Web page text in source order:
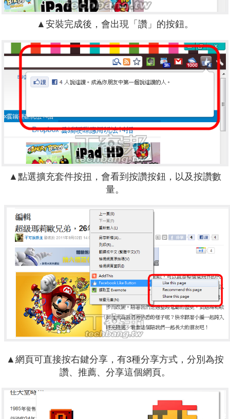
▲安裝完成後，會出現「讚」的按鈕。
▲點選擴充套件按扭，會看到按讚按鈕，以及按讚數
量。
▲網頁可直接按右鍵分享，有3種分享方式，分別為按
讚、推薦、分享這個網頁。